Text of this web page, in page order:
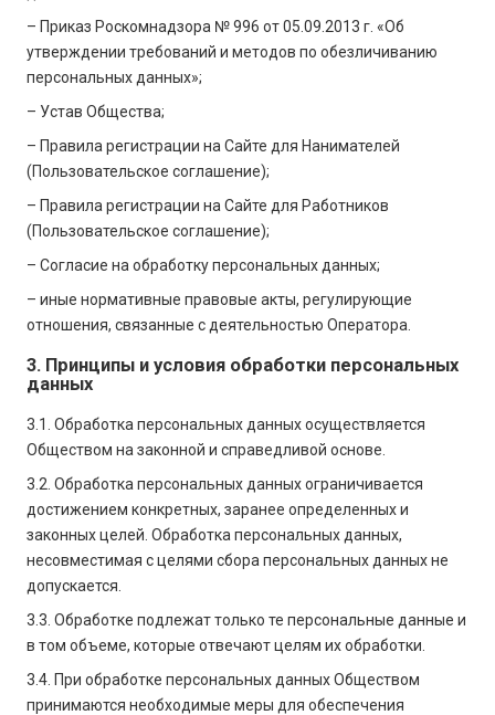
– Приказ Роскомнадзора № 996 от 05.09.2013 г. «Об
утверждении требований и методов по обезличиванию
персональных данных»;
– Устав Общества;
– Правила регистрации на Сайте для Нанимателей
(Пользовательское соглашение);
– Правила регистрации на Сайте для Работников
(Пользовательское соглашение);
– Согласие на обработку персональных данных;
– иные нормативные правовые акты, регулирующие
отношения, связанные с деятельностью Оператора.
3. Принципы и условия обработки персональных
данных
3.1. Обработка персональных данных осуществляется
Обществом на законной и справедливой основе.
3.2. Обработка персональных данных ограничивается
достижением конкретных, заранее определенных и
законных целей. Обработка персональных данных,
несовместимая с целями сбора персональных данных не
допускается.
3.3. Обработке подлежат только те персональные данные и
в том объеме, которые отвечают целям их обработки.
3.4. При обработке персональных данных Обществом
принимаются необходимые меры для обеспечения